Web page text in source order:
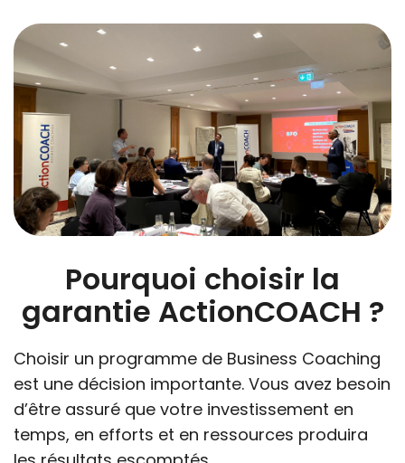
Pourquoi choisir la
garantie ActionCOACH ?
Choisir un programme de Business Coaching
est une décision importante. Vous avez besoin
d’être assuré que votre investissement en
temps, en efforts et en ressources produira